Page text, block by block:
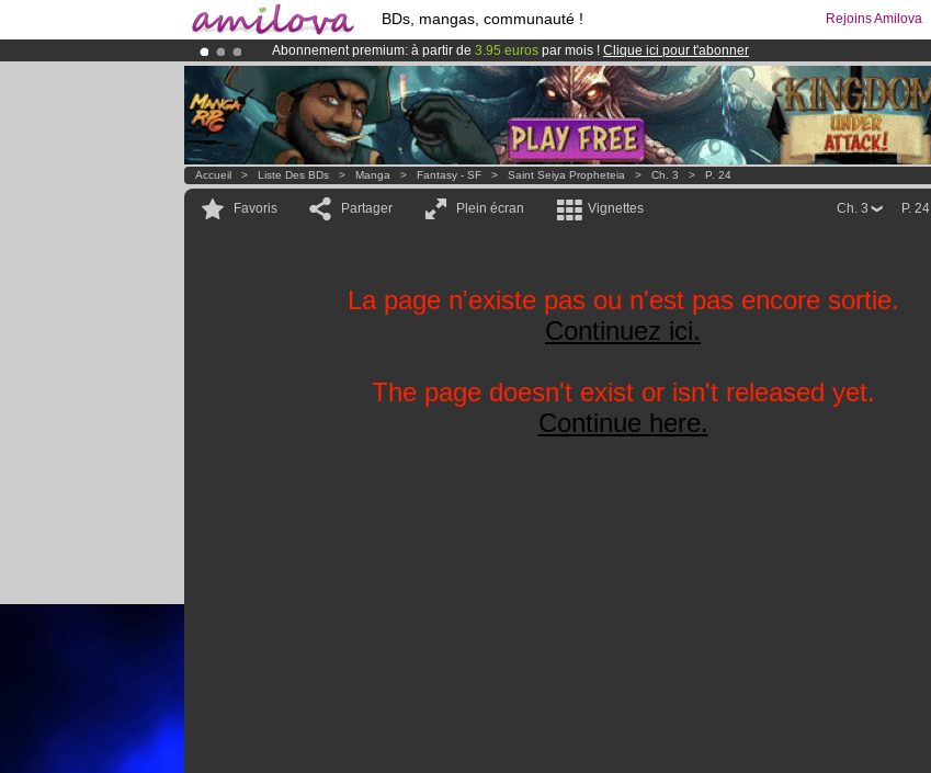
BDs, mangas, communauté ! Rejoins Amilova
Abonnement premium: à partir de 3.95 euros par mois ! Clique ici pour t'abonner
LeKickstarter Amilova est désormais lancé!.
Déjà 134393membreset 1208BDs & Mangas!
Accueil > Liste Des BDs > Manga > Fantasy - SF > Saint Seiya Propheteia > Ch. 3 > P. 24
Favoris Partager Plein écran Vignettes P. 24
Ch. 3
La page n'existe pas ou n'est pas encore sortie.
Continuez ici.
The page doesn't exist or isn't released yet.
Continue here.